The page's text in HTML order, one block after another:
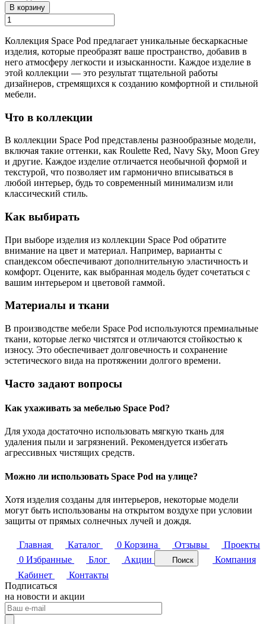
В корзину
Коллекция Space Pod предлагает уникальные бескаркасные
изделия, которые преобразят ваше пространство, добавив в
него атмосферу легкости и изысканности. Каждое изделие в
этой коллекции — это результат тщательной работы
дизайнеров, стремящихся к созданию комфортной и стильной
мебели.
Что в коллекции
В коллекции Space Pod представлены разнообразные модели,
включая такие оттенки, как Roulette Red, Navy Sky, Moon Grey
и другие. Каждое изделие отличается необычной формой и
текстурой, что позволяет им гармонично вписываться в
любой интерьер, будь то современный минимализм или
классический стиль.
Как выбирать
При выборе изделия из коллекции Space Pod обратите
внимание на цвет и материал. Например, варианты с
спандексом обеспечивают дополнительную эластичность и
комфорт. Оцените, как выбранная модель будет сочетаться с
вашим интерьером и цветовой гаммой.
Материалы и ткани
В производстве мебели Space Pod используются премиальные
ткани, которые легко чистятся и отличаются стойкостью к
износу. Это обеспечивает долговечность и сохранение
эстетического вида на протяжении долгого времени.
Часто задают вопросы
Как ухаживать за мебелью Space Pod?
Для ухода достаточно использовать мягкую ткань для
удаления пыли и загрязнений. Рекомендуется избегать
агрессивных чистящих средств.
Можно ли использовать Space Pod на улице?
Хотя изделия созданы для интерьеров, некоторые модели
могут быть использованы на открытом воздухе при условии
защиты от прямых солнечных лучей и дождя.
Главная Каталог 0 Корзина Отзывы
Проекты
0 Избранные Блог Акции Поиск
Компания
Кабинет
Контакты
Подписаться
на новости и акции